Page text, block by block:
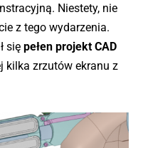
Niestety, nie
z tego wydarzenia.
się pełen projekt CAD
kilka zrzutów ekranu z